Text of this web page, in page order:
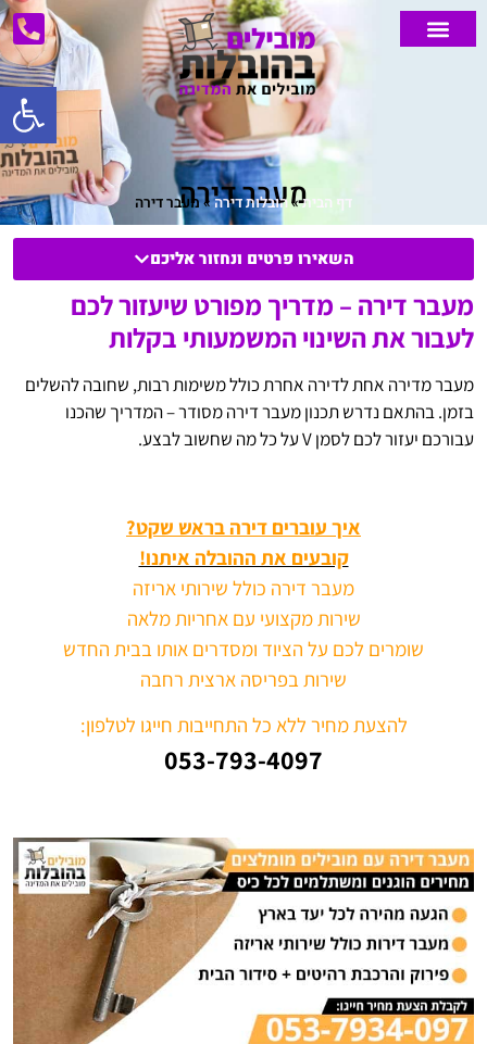
מעבר דירהדף הבית» הובלות דירה»מעבר דירה
השאירו פרטים ונחזור אליכם
מעבר דירה – מדריך מפורט שיעזור לכם
לעבור את השינוי המשמעותי בקלות
מעבר מדירה אחת לדירה אחרת כולל משימות רבות, שחובה להשלים
בזמן. בהתאם נדרש תכנון מעבר דירה מסודר – המדריך שהכנו
עבורכם יעזור לכם לסמן V על כל מה שחשוב לבצע.
איך עוברים דירה בראש שקט?
קובעים את ההובלה איתנו!
מעבר דירה כולל שירותי אריזה
שירות מקצועי עם אחריות מלאה
שומרים לכם על הציוד ומסדרים אותו בבית החדש
שירות בפריסה ארצית רחבה
להצעת מחיר ללא כל התחייבות חייגו לטלפון:
053-793-4097
פתח